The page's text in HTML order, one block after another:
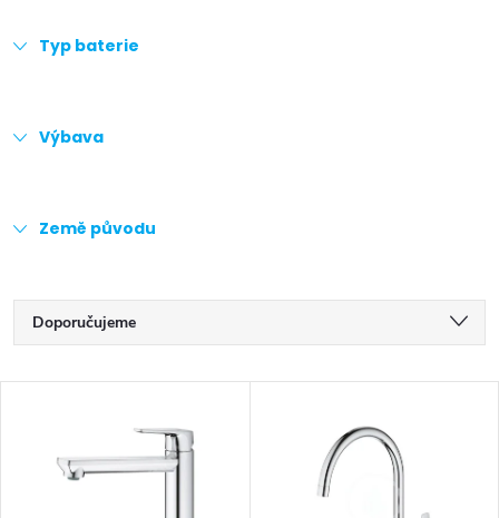
Typ baterie
Výbava
Země původu
Ř
a
Doporučujeme
Nejprodávanější